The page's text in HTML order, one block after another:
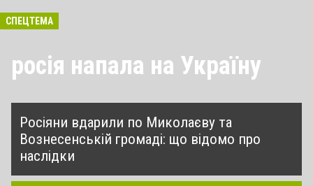
СПЕЦТЕМА
росія напала на Україну
Росіяни вдарили по Миколаєву та
Вознесенській громаді: що відомо про
наслідки